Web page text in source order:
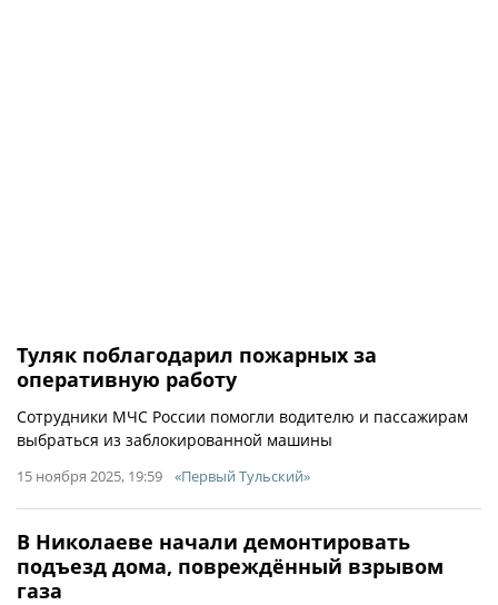
Туляк поблагодарил пожарных за
оперативную работу
Сотрудники МЧС России помогли водителю и пассажирам
выбраться из заблокированной машины
15 ноября 2025, 19:59 «Первый Тульский»
В Николаеве начали демонтировать
подъезд дома, повреждённый взрывом
газа